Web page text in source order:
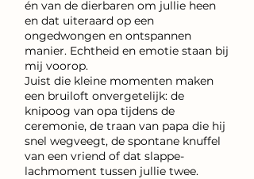
én van de dierbaren om jullie heen
en dat uiteraard op een
ongedwongen en ontspannen
manier. Echtheid en emotie staan bij
mij voorop.
Juist die kleine momenten maken
een bruiloft onvergetelijk: de
knipoog van opa tijdens de
ceremonie, de traan van papa die hij
snel wegveegt, de spontane knuffel
van een vriend of dat slappe-
lachmoment tussen jullie twee.